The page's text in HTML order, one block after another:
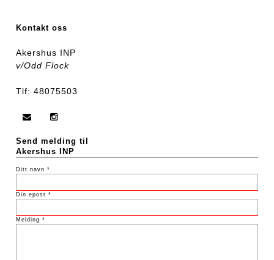
Kontakt oss
Akershus INP
v/Odd Flock
Tlf: 48075503
Send melding til
Akershus INP
Ditt navn *
Din epost *
Melding *